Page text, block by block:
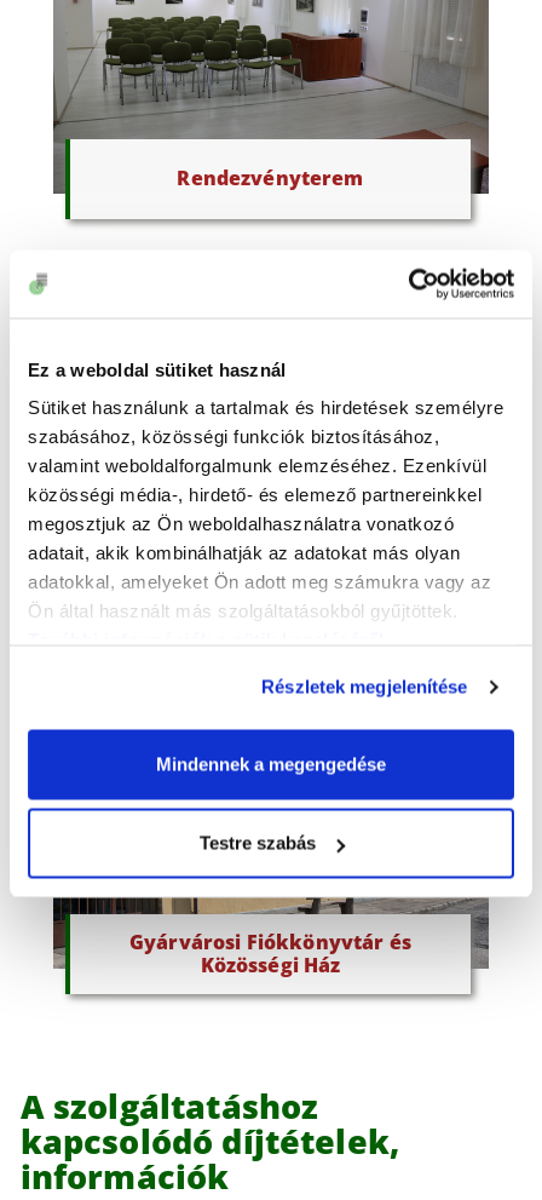
Ez a weboldal sütiket használ
Sütiket használunk a tartalmak és hirdetések személyre
szabásához, közösségi funkciók biztosításához,
valamint weboldalforgalmunk elemzéséhez. Ezenkívül
közösségi média-, hirdető- és elemező partnereinkkel
megosztjuk az Ön weboldalhasználatra vonatkozó
adatait, akik kombinálhatják az adatokat más olyan
adatokkal, amelyeket Ön adott meg számukra vagy az
Ön által használt más szolgáltatásokból gyűjtöttek.
Részletek megjelenítése
Mindennek a megengedése
Testre szabás
Rendezvényterem
József Attila Művelődési Ház
Gyárvárosi Fiókkönyvtár és
Közösségi Ház
A szolgáltatáshoz
kapcsolódó díjtételek,
információk